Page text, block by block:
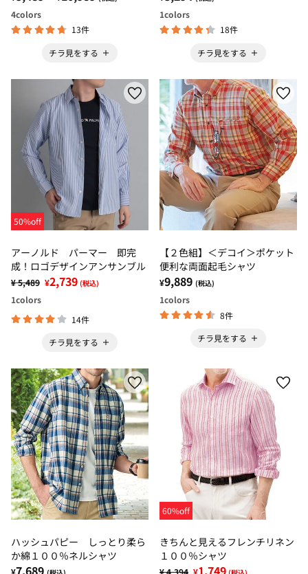
4colors
13件
チラ見をする
1colors
18件
チラ見をする
50%off
アーノルド パーマー 即完
成！ロゴデザインアンサンブル
¥ 5,489 ¥2,739 (税込)
1colors
14件
チラ見をする
【２色組】＜デコイ＞ポケット
便利な両面起毛シャツ
¥9,889 (税込)
1colors
8件
チラ見をする
ハッシュパピー しっとり柔ら
か綿１００％ネルシャツ
¥7,689
60%off
きちんと見えるフレンチリネン
１００％シャツ
¥ 4,394 ¥1,749